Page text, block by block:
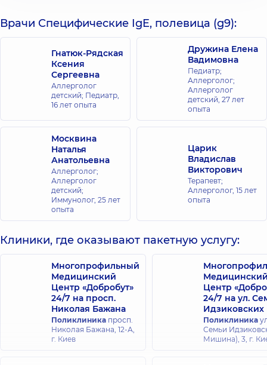
Врачи Специфические IgE, полевица (g9):
Гнатюк-Рядская
Ксения
Сергеевна
Аллерголог
детский; Педиатр,
16 лет опыта
Дружина Елена
Вадимовна
Педиатр;
Аллерголог;
Аллерголог
детский, 27 лет
опыта
Москвина
Наталья
Анатольевна
Аллерголог;
Аллерголог
детский;
Иммунолог, 25 лет
опыта
Царик
Владислав
Викторович
Терапевт;
Аллерголог, 15 лет
опыта
Клиники, где оказывают пакетную услугу:
Многопрофильный
Медицинский
Центр «Добробут»
24/7 на просп.
Николая Бажана
Поликлиника просп.
Николая Бажана, 12-А,
г. Киев
Центр
24/7 на ул.
Идзиковских
Поликлиника
Семьи
Мишина), 3, г.